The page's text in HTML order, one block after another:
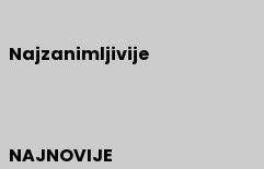
Najzanimljivije
NAJNOVIJE